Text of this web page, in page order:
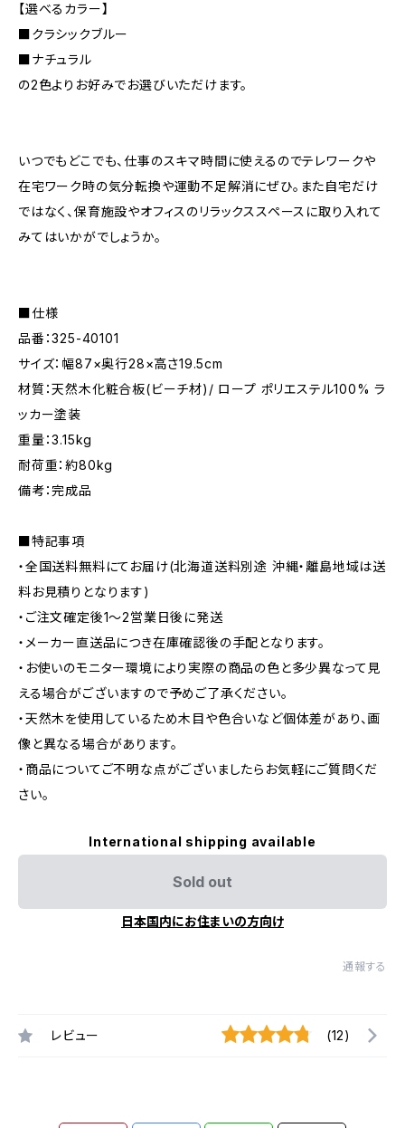
【選べるカラー】
■クラシックブルー
■ナチュラル
の2色よりお好みでお選びいただけます。
いつでもどこでも、仕事のスキマ時間に使えるのでテレワークや
在宅ワーク時の気分転換や運動不足解消にぜひ。また自宅だけ
ではなく、保育施設やオフィスのリラックススペースに取り入れて
みてはいかがでしょうか。
■仕様
品番：325-40101
サイズ：幅87×奥行28×高さ19.5cm
材質：天然木化粧合板(ビーチ材)/ ロープ ポリエステル100% ラ
ッカー塗装
重量：3.15kg
耐荷重：約80kg
備考：完成品
■特記事項
・全国送料無料にてお届け(北海道送料別途 沖縄・離島地域は送
料お見積りとなります)
・ご注文確定後1〜2営業日後に発送
・メーカー直送品につき在庫確認後の手配となります。
・お使いのモニター環境により実際の商品の色と多少異なって見
える場合がございますので予めご了承ください。
・天然木を使用しているため木目や色合いなど個体差があり、画
像と異なる場合があります。
・商品についてご不明な点がございましたらお気軽にご質問くだ
さい。
International shipping available
Sold out
日本国内にお住まいの方向け
通報する
レビュー (12)